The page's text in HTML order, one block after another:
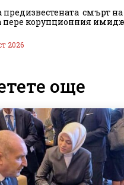
смърт
пере корупционния
2026
още